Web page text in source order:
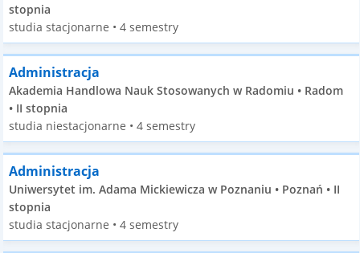
stopnia
studia stacjonarne • 4 semestry
Administracja
Akademia Handlowa Nauk Stosowanych w Radomiu • Radom
• II stopnia
studia niestacjonarne • 4 semestry
Administracja
Uniwersytet im. Adama Mickiewicza w Poznaniu • Poznań • II
stopnia
studia stacjonarne • 4 semestry